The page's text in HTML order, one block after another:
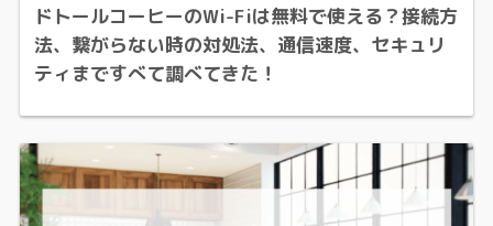
ドトールコーヒーのWi-Fiは無料で使える？接続方
法、繋がらない時の対処法、通信速度、セキュリ
ティまですべて調べてきた！